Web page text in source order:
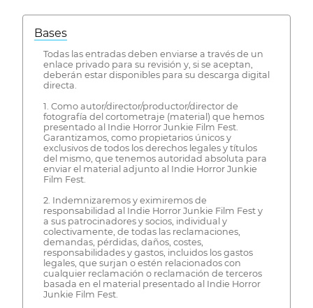
Bases
Todas las entradas deben enviarse a través de un
enlace privado para su revisión y, si se aceptan,
deberán estar disponibles para su descarga digital
directa.
1. Como autor/director/productor/director de
fotografía del cortometraje (material) que hemos
presentado al Indie Horror Junkie Film Fest.
Garantizamos, como propietarios únicos y
exclusivos de todos los derechos legales y títulos
del mismo, que tenemos autoridad absoluta para
enviar el material adjunto al Indie Horror Junkie
Film Fest.
2. Indemnizaremos y eximiremos de
responsabilidad al Indie Horror Junkie Film Fest y
a sus patrocinadores y socios, individual y
colectivamente, de todas las reclamaciones,
demandas, pérdidas, daños, costes,
responsabilidades y gastos, incluidos los gastos
legales, que surjan o estén relacionados con
cualquier reclamación o reclamación de terceros
basada en el material presentado al Indie Horror
Junkie Film Fest.